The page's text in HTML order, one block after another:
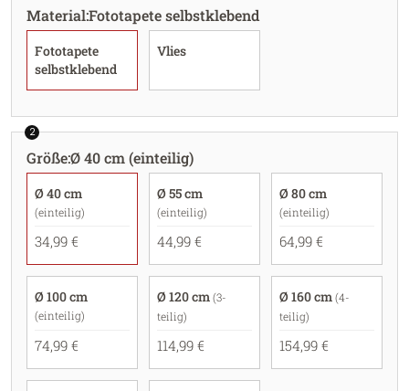
Material:Fototapete selbstklebend
Fototapete
selbstklebend
Vlies
2
Größe:Ø 40 cm (einteilig)
Ø 40 cm
(einteilig)
34,99 €
Ø 55 cm
(einteilig)
44,99 €
Ø 80 cm
(einteilig)
64,99 €
Ø 100 cm
(einteilig)
74,99 €
Ø 120 cm (3-
teilig)
114,99 €
Ø 160 cm (4-
teilig)
154,99 €